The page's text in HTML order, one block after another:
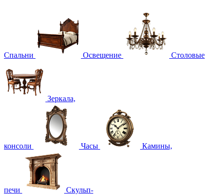
Спальни Освещение Столовые
Зеркала,
консоли Часы Камины,
печи Скульп-